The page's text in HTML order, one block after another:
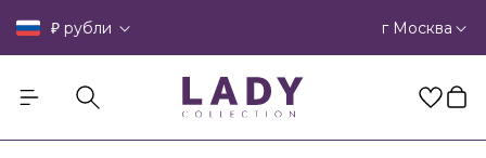
₽ рубли г Москва